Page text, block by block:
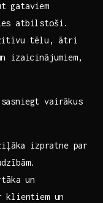
gataviem
atbilstoši.
tēlu,‌ ātri
izaicinājumiem,
vairākus
izpratne par
un
klientiem un